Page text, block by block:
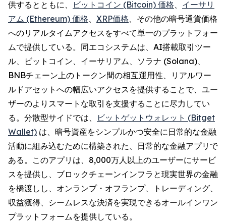
供するとともに、 ビットコイン (Bitcoin) 価格、 イーサリ
アム (Ethereum) 価格、 XRP価格、その他の暗号通貨価格
へのリアルタイムアクセスをすべて単一のプラットフォー
ムで提供している。同エコシステムは、AI搭載取引ツー
ル、ビットコイン、イーサリアム、ソラナ (Solana)、
BNBチェーン上のトークン間の相互運用性、リアルワー
ルドアセットへの幅広いアクセスを提供することで、ユー
ザーのよりスマートな取引を支援することに尽力してい
る。分散型サイドでは、
ビットゲットウォレット (Bitget
Wallet) は、暗号資産をシンプルかつ安全に日常的な金融
活動に組み込むために構築された、日常的な金融アプリで
ある。このアプリは、8,000万人以上のユーザーにサービ
スを提供し、ブロックチェーンインフラと現実世界の金融
を橋渡しし、オンランプ・オフランプ、トレーディング、
収益獲得、シームレスな決済を実現できるオールインワン
プラットフォームを提供している。